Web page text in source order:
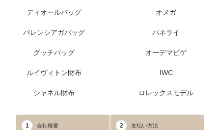
ディオールバッグ
バレンシアガバッグ
グッチバッグ
ルイヴィトン財布
シャネル財布
オメガ
パネライ
オーデマピゲ
IWC
ロレックスモデル
1 会社概要 2 支払い方法